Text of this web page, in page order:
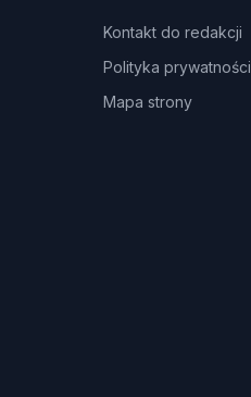
Kontakt do redakcji
Polityka prywatności
Mapa strony